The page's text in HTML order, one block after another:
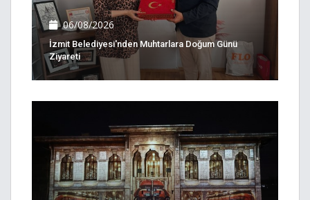
06/08/2026
İzmit Belediyesi'nden Muhtarlara Doğum Günü
Ziyareti